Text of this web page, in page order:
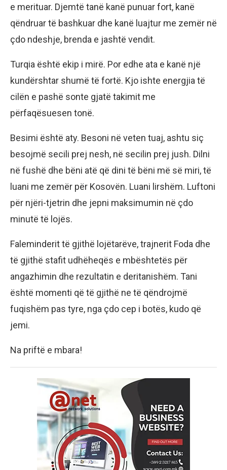
e merituar. Djemtë tanë kanë punuar fort, kanë
qëndruar të bashkuar dhe kanë luajtur me zemër në
çdo ndeshje, brenda e jashtë vendit.
Turqia është ekip i mirë. Por edhe ata e kanë një
kundërshtar shumë të fortë. Kjo ishte energjia të
cilën e pashë sonte gjatë takimit me
përfaqësuesen tonë.
Besimi është aty. Besoni në veten tuaj, ashtu siç
besojmë secili prej nesh, në secilin prej jush. Dilni
në fushë dhe bëni atë që dini të bëni më së miri, të
luani me zemër për Kosovën. Luani lirshëm. Luftoni
për njëri-tjetrin dhe jepni maksimumin në çdo
minutë të lojës.
Faleminderit të gjithë lojëtarëve, trajnerit Foda dhe
të gjithë stafit udhëheqës e mbështetës për
angazhimin dhe rezultatin e deritanishëm. Tani
është momenti që të gjithë ne të qëndrojmë
fuqishëm pas tyre, nga çdo cep i botës, kudo që
jemi.
Na priftë e mbara!